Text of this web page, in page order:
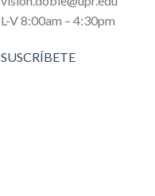
L-V 8:00am – 4:30pm
SUSCRÍBETE